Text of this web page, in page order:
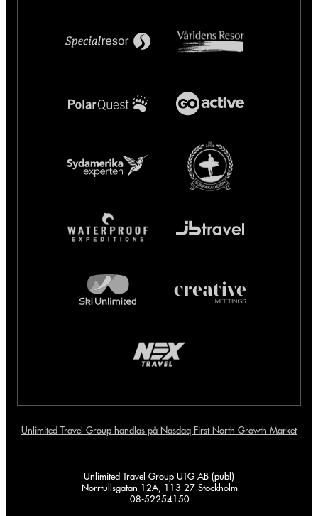
Unlimited Travel Group handlas på Nasdaq First North Growth Market
Unlimited Travel Group UTG AB (publ)
Norrtullsgatan 12A, 113 27 Stockholm
08-52254150